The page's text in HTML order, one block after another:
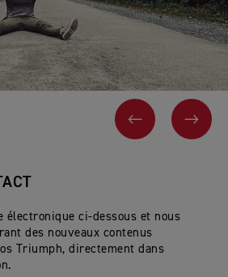
PAGE
électronique ci-dessous et nous
des nouveaux contenus
Triumph, directement dans